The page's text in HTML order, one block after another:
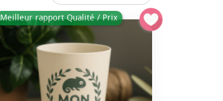
Meilleur rapport Qualité / Prix